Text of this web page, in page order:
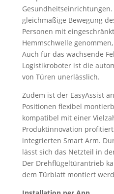
gleichmäßige Bewegung
Personen mit
Hemmschwelle
Auch für das wachsende
Logistikroboter ist die
von Türen unerlässlich.
Zudem ist der EasyAssist
Positionen flexibel
kompatibel mit einer
Produktinnovation
integrierten Smart Arm.
lässt sich das Netzteil in
Der Drehflügeltürantrieb
dem Türblatt montiert